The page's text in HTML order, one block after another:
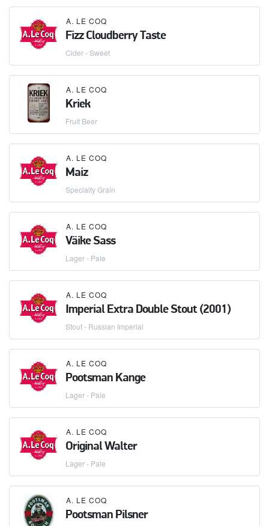
A. LE COQ
Fizz Cloudberry Taste
Cider - Sweet
A. LE COQ
Kriek
Fruit Beer
A. LE COQ
Maiz
Specialty Grain
A. LE COQ
Väike Sass
Lager - Pale
A. LE COQ
Imperial Extra Double Stout (2001)
Stout - Russian Imperial
A. LE COQ
Pootsman Kange
Lager - Pale
A. LE COQ
Original Walter
Lager - Pale
A. LE COQ
Pootsman Pilsner